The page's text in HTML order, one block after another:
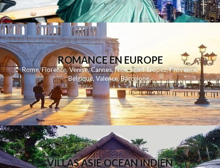
ROMANCE EN EUROPE
Rome,Florence,Venise,Cannes,Nice,Saint Tropez,Provence,
Belgique,Valence,Barcelone,
VILLAS ASIE OCEAN INDIEN